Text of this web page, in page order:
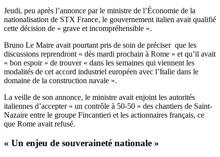
Jeudi, peu après l’annonce par le ministre de l’Économie de la
nationalisation de STX France, le gouvernement italien avait qualifié
cette décision de « grave et incompréhensible ».
Bruno Le Maire avait pourtant pris de soin de préciser que les
discussions reprendront « dès mardi prochain à Rome » et qu’il avait
« bon espoir » de trouver « dans les semaines qui viennent les
modalités de cet accord industriel européen avec l’Italie dans le
domaine de la construction navale ».
La veille de son annonce, le ministre avait enjoint les autorités
italiennes d’accepter « un contrôle à 50-50 » des chantiers de Saint-
Nazaire entre le groupe Fincantieri et les actionnaires français, ce
que Rome avait refusé.
« Un enjeu de souveraineté nationale »